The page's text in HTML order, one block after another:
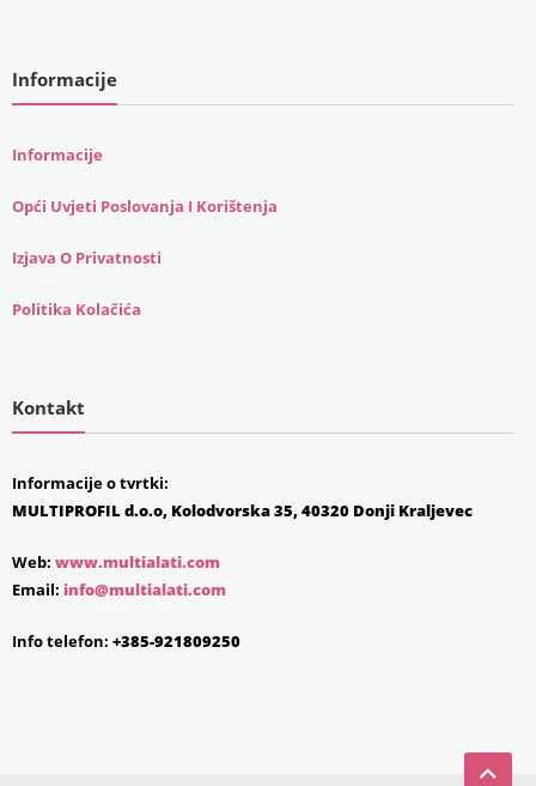
Informacije
Informacije
Opći Uvjeti Poslovanja I Korištenja
Izjava O Privatnosti
Politika Kolačića
Kontakt
Informacije o tvrtki:
MULTIPROFIL d.o.o, Kolodvorska 35, 40320 Donji Kraljevec
Web: www.multialati.com
Email: info@multialati.com
Info telefon: +385-921809250